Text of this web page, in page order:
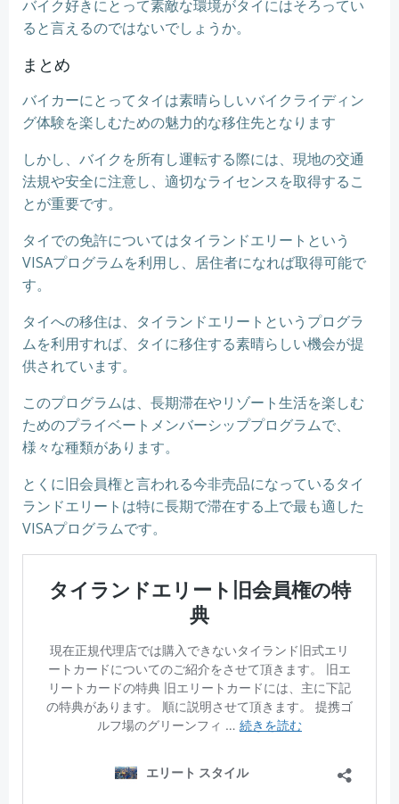
バイク好きにとって素敵な環境がタイにはそろってい
ると言えるのではないでしょうか。
まとめ
バイカーにとってタイは素晴らしいバイクライディン
グ体験を楽しむための魅力的な移住先となります
しかし、バイクを所有し運転する際には、現地の交通
法規や安全に注意し、適切なライセンスを取得するこ
とが重要です。
タイでの免許についてはタイランドエリートという
VISAプログラムを利用し、居住者になれば取得可能で
す。
タイへの移住は、タイランドエリートというプログラ
ムを利用すれば、タイに移住する素晴らしい機会が提
供されています。
このプログラムは、長期滞在やリゾート生活を楽しむ
ためのプライベートメンバーシッププログラムで、
様々な種類があります。
とくに旧会員権と言われる今非売品になっているタイ
ランドエリートは特に長期で滞在する上で最も適した
VISAプログラムです。